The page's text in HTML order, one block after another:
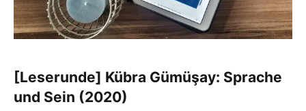
[Leserunde] Kübra Gümüşay: Sprache
und Sein (2020)